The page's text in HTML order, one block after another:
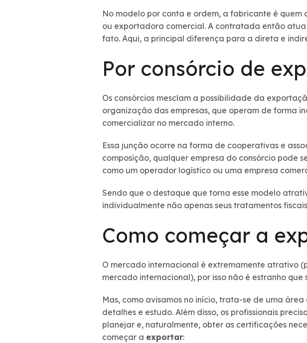
No modelo por conta e ordem, a fabricante é
ou exportadora comercial. A contratada então
fato. Aqui, a principal diferença para a direta e
Por consórcio de
Os consórcios mesclam a possibilidade da
organização das empresas, que operam de forma
comercializar no mercado interno.
Essa junção ocorre na forma de cooperativas e
composição, qualquer empresa do consórcio pode
como um operador logístico ou uma empresa
Sendo que o destaque que torna esse modelo
individualmente não apenas seus tratamentos
Como começar a
O mercado internacional é extremamente atrativo
mercado internacional), por isso não é estranho
Mas, como avisamos no início, trata-se de uma
detalhes e estudo. Além disso, os profissionais
planejar e, naturalmente, obter as certificações
começar a exportar: